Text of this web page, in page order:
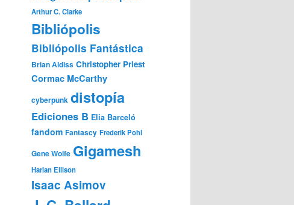
Arthur C. Clarke
Bibliópolis
Bibliópolis Fantástica
Brian Aldiss Christopher Priest
Cormac McCarthy
cyberpunk distopía
Ediciones B Elia Barceló
fandom Fantascy Frederik Pohl
Gene Wolfe Gigamesh
Harlan Ellison
Isaac Asimov